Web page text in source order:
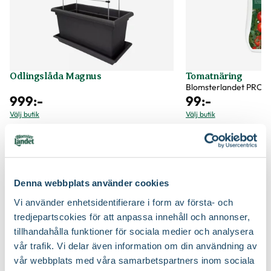
Denna webbplats använder cookies
Vi använder enhetsidentifierare i form av första- och
tredjepartscokies för att anpassa innehåll och annonser,
tillhandahålla funktioner för sociala medier och analysera
vår trafik. Vi delar även information om din användning av
vår webbplats med våra samarbetspartners inom sociala
Fast
Svenskt Sigill, Från Sverige
Ursprung
Art nr
Jordprodukter Grönsaksjord
Beskärningssätt Beskärning är inte nödvändig
Juli, Augusti, September, Oktober
Fruktförvaring
Odlingslåda Magnus
999:-
Välj butik
Tomatnäring
Blomsterlandet PRO
99:-
Välj butik
Till
Bästa tipsen för dina tomatplantor